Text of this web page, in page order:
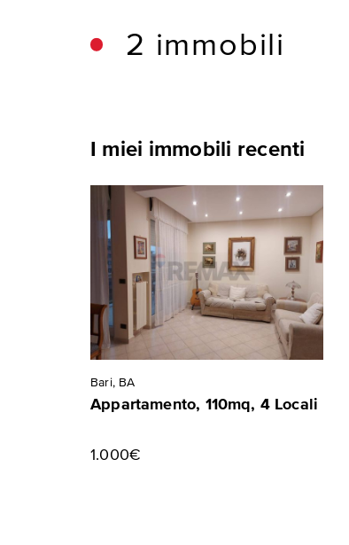
2 immobili
I miei immobili recenti
Bari, BA
Appartamento, 110mq, 4 Locali
1.000€